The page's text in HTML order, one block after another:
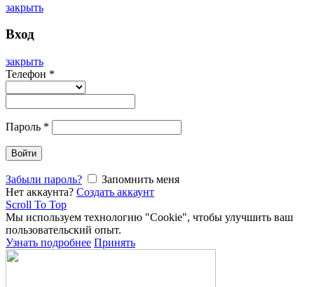
закрыть
Вход
закрыть
Телефон *
Пароль *
Войти
Забыли пароль?
Запомнить меня
Нет аккаунта? Создать аккаунт
Scroll To Top
Мы используем технологию "Cookie", чтобы улучшить ваш
пользовательский опыт.
Узнать подробнее Принять